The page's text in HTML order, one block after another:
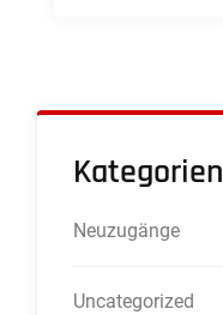
Kategorien
Neuzugänge
Uncategorized